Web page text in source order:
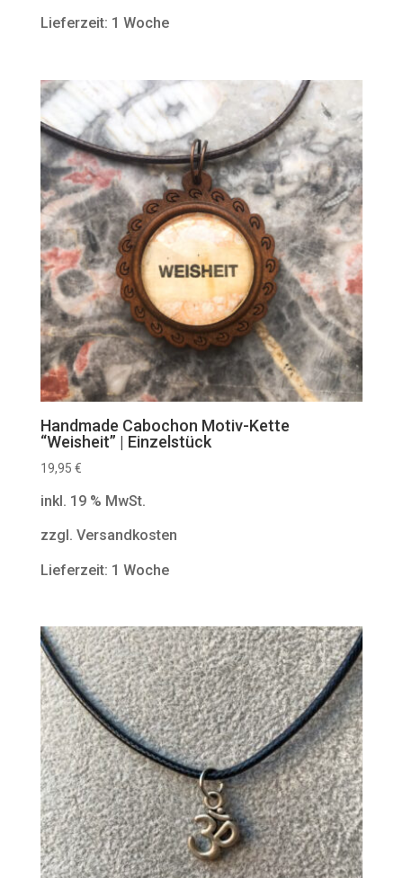
Lieferzeit: 1 Woche
Handmade Cabochon Motiv-Kette
“Weisheit” | Einzelstück
19,95 €
inkl. 19 % MwSt.
zzgl. Versandkosten
Lieferzeit: 1 Woche